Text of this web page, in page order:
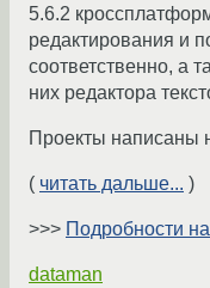
5.6.2
редактирования и
соответственно, а
них редактора
Проекты написаны
( читать дальше... )
>>> Подробности
dataman